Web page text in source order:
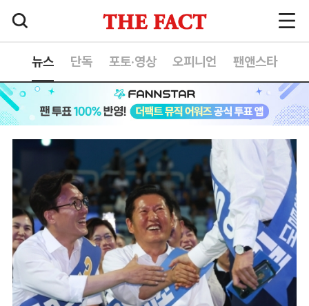
뉴스 단독 포토·영상 오피니언 팬앤스타